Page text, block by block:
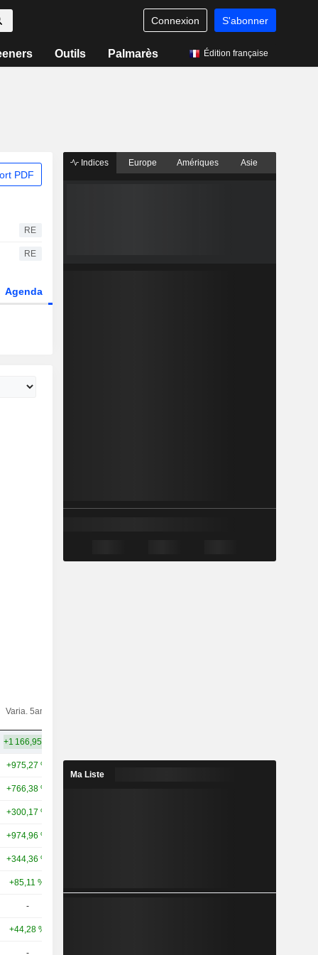
Connexion S'abonner
Outils Palmarès Édition française
PDF
RE
RE
Agenda
Varia. 5ans
+1 166,95 %
+975,27 %
+766,38 %
+300,17 %
+974,96 %
+344,36 %
+85,11 %
-
+44,28 %
-
Indices Europe Amériques Asie
Ma Liste